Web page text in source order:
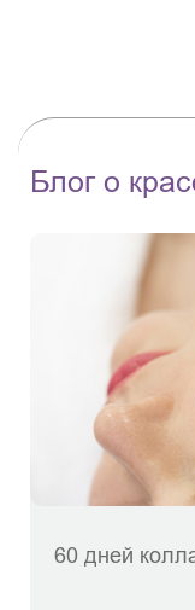
Блог о
60 дней